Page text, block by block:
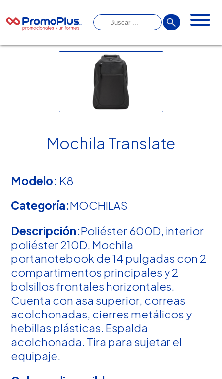
Mochila Translate
Modelo: K8
Categoría:MOCHILAS
Descripción:Poliéster 600D, interior
poliéster 210D. Mochila
portanotebook de 14 pulgadas con 2
compartimentos principales y 2
bolsillos frontales horizontales.
Cuenta con asa superior, correas
acolchonadas, cierres metálicos y
hebillas plásticas. Espalda
acolchonada. Tira para sujetar el
equipaje.